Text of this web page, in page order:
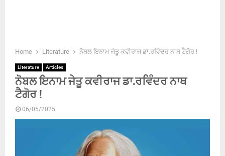
Home Literature ਨੋਬਲ ਇਨਾਮ ਜੇਤੂ ਕਵੀਰਾਜ ਡਾ.ਰਵਿੰਦਰ ਨਾਥ ਟੈਗੋਰ !
Literature Articles
ਨੋਬਲ ਇਨਾਮ ਜੇਤੂ ਕਵੀਰਾਜ ਡਾ.ਰਵਿੰਦਰ ਨਾਥ
ਟੈਗੋਰ !
06/05/2025